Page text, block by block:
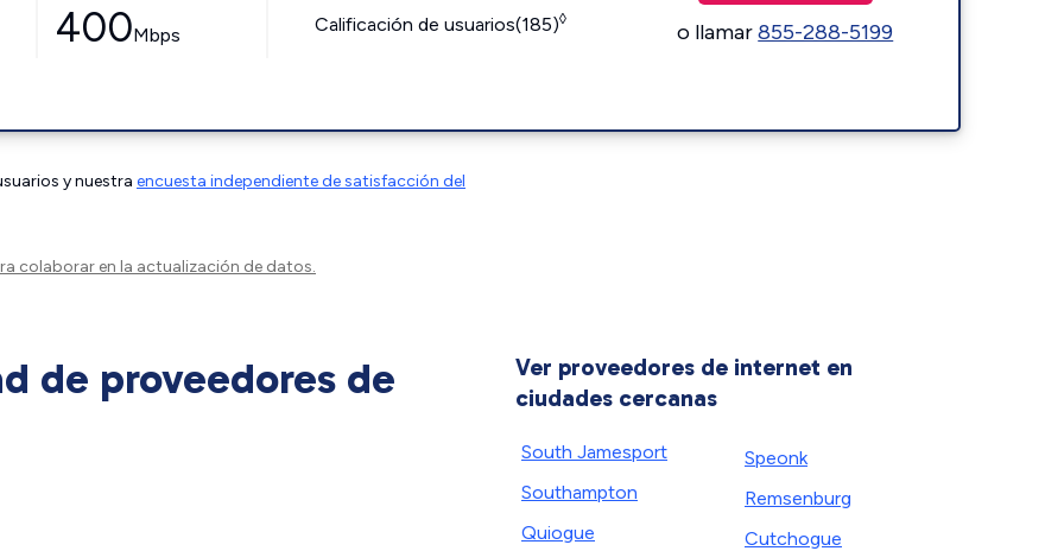
400Mbps Calificación de usuarios(185)◊ o llamar855-288-5199
y nuestra encuesta independiente de satisfacción del
colaborar en la actualización de datos.
de proveedores de
Ver proveedores de internet en
ciudades cercanas
South Jamesport
Southampton
Quiogue
Speonk
Remsenburg
Cutchogue